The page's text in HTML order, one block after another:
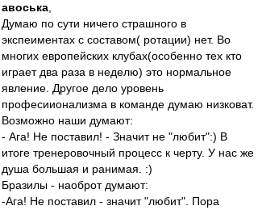
авоська
Думаю по сути ничего страшного в
экспеиментах с составом( ротации) нет. Во
многих европейских клубах(особенно тех кто
играет два раза в неделю) это нормальное
явление. Другое дело уровень
професиионализма в команде думаю низковат.
Возможно наши думают:
- Ага! Не поставил! - Значит не "любит":) В
итоге тренеровочный процесс к черту. У нас же
душа большая и ранимая. :)
Бразилы - наоброт думают:
-Ага! Не поставил - значит "любит". Пора